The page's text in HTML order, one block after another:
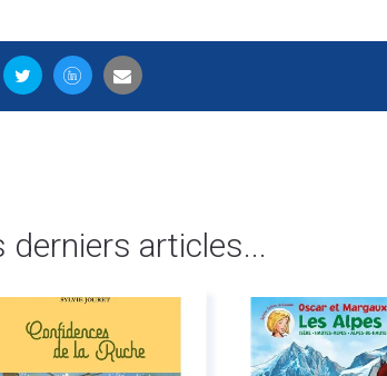
derniers articles...